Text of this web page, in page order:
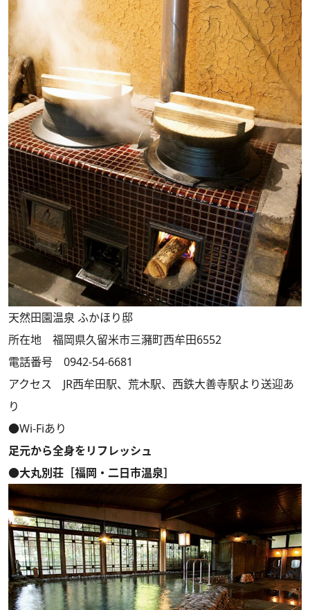
天然田園温泉 ふかほり邸
所在地 福岡県久留米市三瀦町西牟田6552
電話番号 0942-54-6681
アクセス JR西牟田駅、荒木駅、西鉄大善寺駅より送迎あ
り
●Wi-Fiあり
足元から全身をリフレッシュ
●大丸別荘［福岡・二日市温泉］